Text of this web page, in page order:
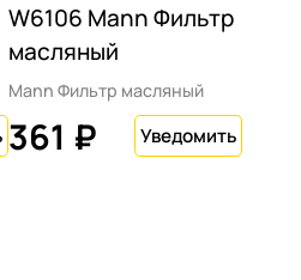
W6106 Mann Фильтр
масляный
Mann Фильтр масляный
361 ₽